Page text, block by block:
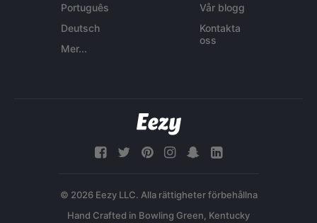
Português
Deutsch
Mer...
Vår blogg
Kontakta
oss
© 2026 Eezy LLC. Alla rättigheter förbehållna